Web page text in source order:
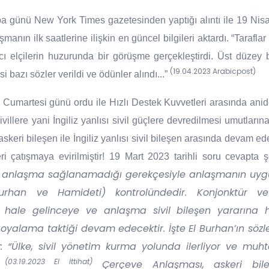
New York Times gazetesinden yaptığı alıntı ile 19
ilk saatlerine ilişkin en güncel bilgileri aktardı.
elçilerin huzurunda bir görüşme gerçekleştirdi. Üst düzey
sözler verildi ve ödünler alındı...” (19.04.2023 Arabicpost)
günü ordu ile Hızlı Destek Kuvvetleri arasında
yani İngiliz yanlısı sivil güçlere devredilmesi
bileşen ile İngiliz yanlısı sivil bileşen arasında devam
çatışmaya evirilmiştir! 19 Mart 2023 tarihli soru cevapta
sağlanamadığı gerekçesiyle anlaşmanın
ve Hamideti) kontrolündedir. Konjonktür
hale gelinceye ve anlaşma sivil bileşen yararına
taktiği devam edecektir. İşte El Burhan’ın
“Ülke, sivil yönetim kurma yolunda ilerliyor ve
(03.19.2023 El İttihat)Çerçeve Anlaşması, askeri